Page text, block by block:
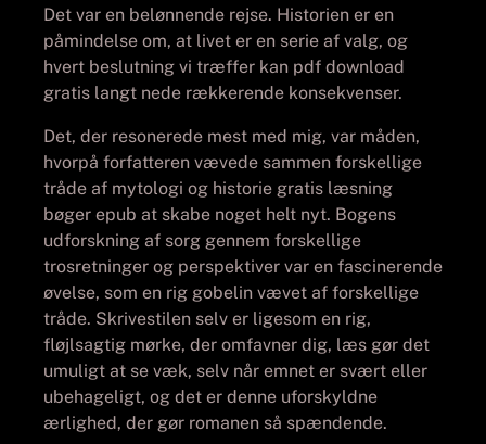
Det var en belønnende rejse. Historien er en
påmindelse om, at livet er en serie af valg, og
hvert beslutning vi træffer kan pdf download
gratis langt nede rækkerende konsekvenser.
Det, der resonerede mest med mig, var måden,
hvorpå forfatteren vævede sammen forskellige
tråde af mytologi og historie gratis læsning
bøger epub at skabe noget helt nyt. Bogens
udforskning af sorg gennem forskellige
trosretninger og perspektiver var en fascinerende
øvelse, som en rig gobelin vævet af forskellige
tråde. Skrivestilen selv er ligesom en rig,
fløjlsagtig mørke, der omfavner dig, læs gør det
umuligt at se væk, selv når emnet er svært eller
ubehageligt, og det er denne uforskyldne
ærlighed, der gør romanen så spændende.